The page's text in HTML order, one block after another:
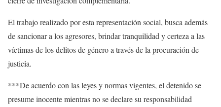
El trabajo realizado por esta representación social, busca además
de sancionar a los agresores, brindar tranquilidad y certeza a las
víctimas de los delitos de género a través de la procuración de
justicia.
***De acuerdo con las leyes y normas vigentes, el detenido se
presume inocente mientras no se declare su responsabilidad